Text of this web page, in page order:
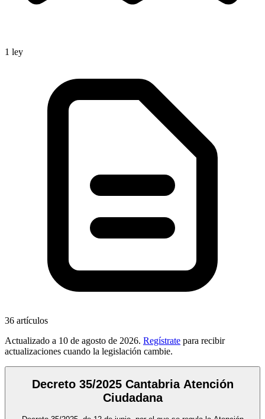
1 ley
36 artículos
Actualizado a 10 de agosto de 2026. Regístrate para recibir
actualizaciones cuando la legislación cambie.
Decreto 35/2025 Cantabria Atención
Ciudadana